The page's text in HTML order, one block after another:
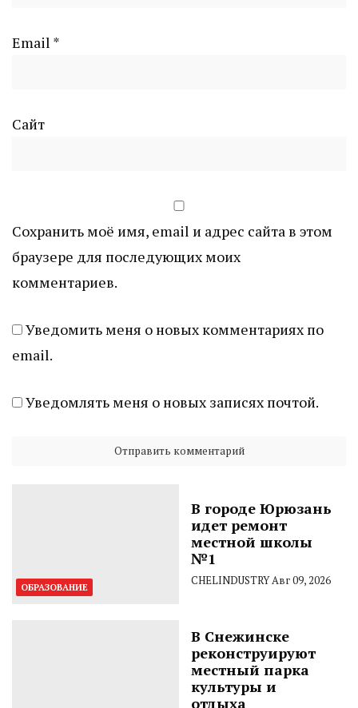
Email *
Сайт
Сохранить моё имя, email и адрес сайта в этом
браузере для последующих моих
комментариев.
Уведомить меня о новых комментариях по
email.
Уведомлять меня о новых записях почтой.
ОБРАЗОВАНИЕ
В городе Юрюзань
идет ремонт
местной школы
№1
CHELINDUSTRYАвг 09, 2026
В Снежинске
реконструируют
местный парка
культуры и
отдыха